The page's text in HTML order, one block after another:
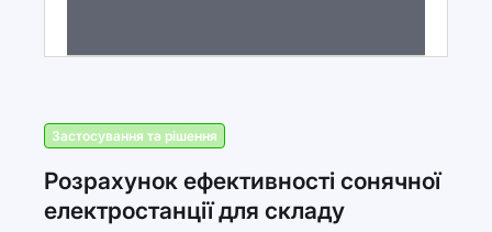
Застосування та рішення
Розрахунок ефективності сонячної
електростанції для складу